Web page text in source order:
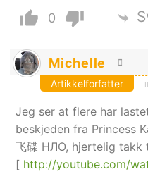
0
Michelle
Artikkelforfatter
Jeg ser at flere har
beskjeden fra Princess
飞碟 НЛО, hjertelig takk
[ http://youtube.com/